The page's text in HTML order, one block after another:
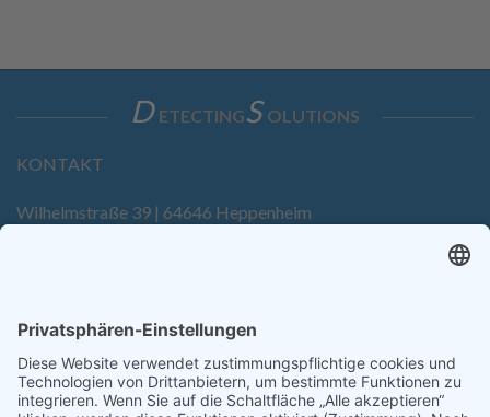
D ETECTINGS OLUTIONS
KONTAKT
Wilhelmstraße 39 | 64646 Heppenheim
SERVICE